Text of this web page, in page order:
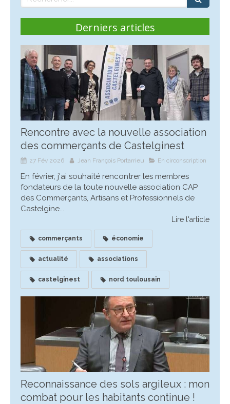
Derniers articles
Rencontre avec la nouvelle association
des commerçants de Castelginest
27 Fév 2026 Jean François Portarrieu En circonscription
En février, j'ai souhaité rencontrer les membres
fondateurs de la toute nouvelle association CAP
des Commerçants, Artisans et Professionnels de
Castelgine...
Lire l'article
commerçants économie
actualité associations
castelginest nord toulousain
Reconnaissance des sols argileux : mon
combat pour les habitants continue !